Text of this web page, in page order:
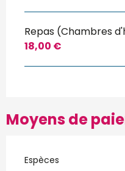
Repas (Chambres
18,00 €
Moyens de
Espèces